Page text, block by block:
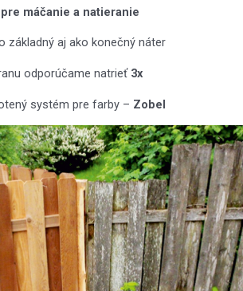
máčanie a natieranie
základný aj ako konečný náter
odporúčame natrieť 3x
systém pre farby – Zobel